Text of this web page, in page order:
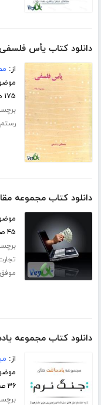
دانلود کتاب یأس فلسفی
از:
۱۷۵ صفحه
رستم
دانلود کتاب مجموعه
۴۵ صفحه
موفق
دانلود کتاب مجموعه
از:
۳۶ صفحه